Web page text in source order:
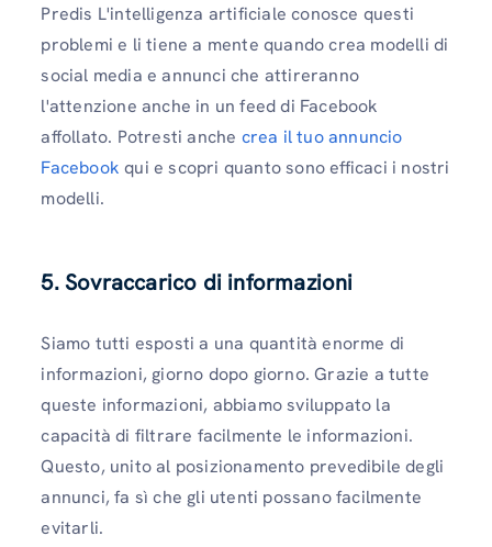
Predis L'intelligenza artificiale conosce questi
problemi e li tiene a mente quando crea modelli di
social media e annunci che attireranno
l'attenzione anche in un feed di Facebook
affollato. Potresti anche crea il tuo annuncio
Facebook qui e scopri quanto sono efficaci i nostri
modelli.
5. Sovraccarico di informazioni
Siamo tutti esposti a una quantità enorme di
informazioni, giorno dopo giorno. Grazie a tutte
queste informazioni, abbiamo sviluppato la
capacità di filtrare facilmente le informazioni.
Questo, unito al posizionamento prevedibile degli
annunci, fa sì che gli utenti possano facilmente
evitarli.